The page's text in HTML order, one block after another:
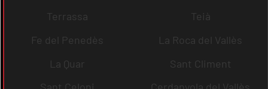
Terrassa
Teià
Fe del Penedès
La Roca del Vallès
La Quar
Sant Climent